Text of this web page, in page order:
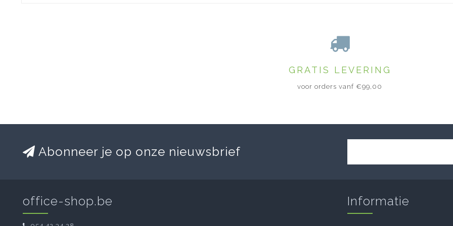
GRATIS LEVERING
voor orders vanf €99,00
Abonneer je op onze nieuwsbrief
office-shop.be Informatie